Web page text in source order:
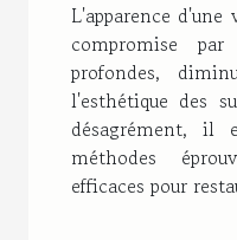
efficaces
comme
L'apparence
compromise
profondes,
l'esthétique des
désagrément, il
méthodes
efficaces pour